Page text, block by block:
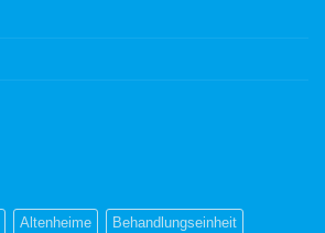
Altenheime Behandlungseinheit